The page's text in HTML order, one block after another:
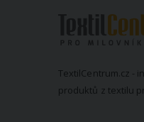
TextilCentrum.cz -
produktů z textilu